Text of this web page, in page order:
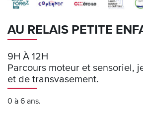
AU RELAIS PETITE
9H À 12H
Parcours moteur et sensoriel,
et de transvasement.
0 à 6 ans.